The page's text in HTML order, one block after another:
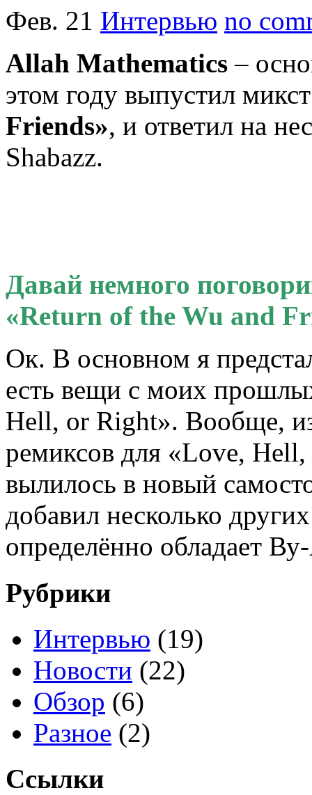
Фев. 21 Интервью no
Allah Mathematics –
этом году выпустил
Friends», и ответил на
Shabazz.
Давай немного
«Return of the Wu and
Ок. В основном я
есть вещи с моих
Hell, or Right». Вообще,
ремиксов для «Love,
вылилось в новый
добавил несколько
определённо обладает
Рубрики
Интервью (19)
Новости (22)
Обзор (6)
Разное (2)
Ссылки